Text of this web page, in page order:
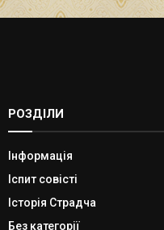
РОЗДІЛИ
Інформація
Іспит совісті
Історія Страдча
Без категорії